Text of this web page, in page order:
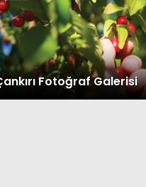
Fotoğraf Galerisi